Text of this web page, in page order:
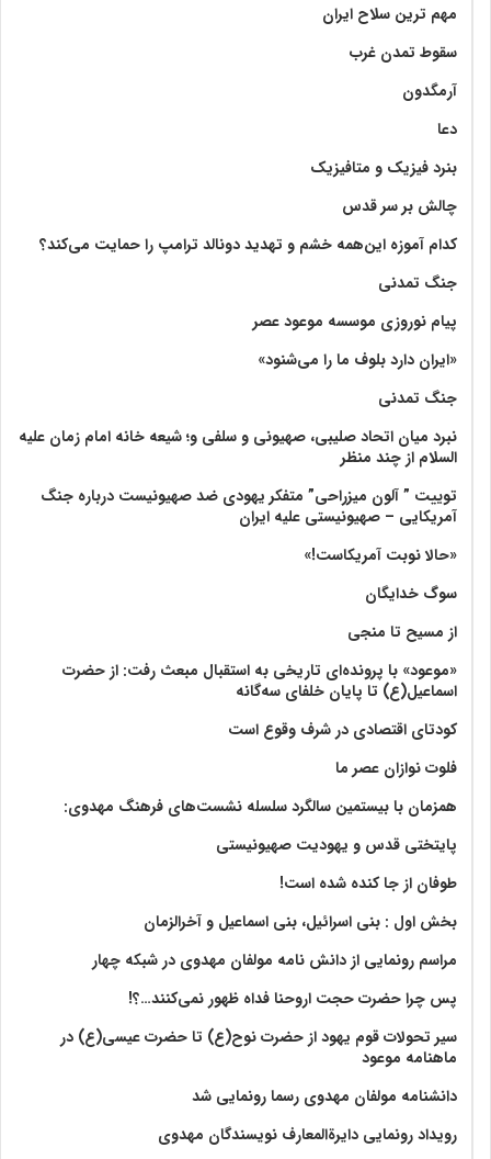
مهم ترین سلاح ایران
سقوط تمدن غرب
آرمگدون
دعا
بنرد فیزیک و متافیزیک
چالش بر سر قدس
کدام آموزه این‌همه خشم و تهدید دونالد ترامپ را حمایت می‌کند؟
جنگ تمدنی
پیام نوروزی موسسه موعود عصر
«ایران دارد بلوف ما را می‌شنود»
جنگ تمدنی
نبرد میان اتحاد صلیبی، صهیونی و سلفی و؛ شیعه خانه امام زمان علیه
السلام از چند منظر
توییت ” آلون میزراحی” متفکر یهودی ضد صهیونیست درباره جنگ
آمریکایی – صهیونیستی علیه ایران
«حالا نوبت آمریکاست!»
سوگ خدایگان
از مسیح تا منجی
«موعود» با پرونده‌ای تاریخی به استقبال مبعث رفت: از حضرت
اسماعیل(ع) تا پایان خلفای سه‌گانه
کودتای اقتصادی در شرف وقوع است
فلوت نوازان عصر ما
همزمان با بیستمین سالگرد سلسله نشست‌های فرهنگ مهدوی:‌
پایتختی قدس و یهودیت صهیونیستی
طوفان از جا کنده شده است!
بخش اول : بنی اسرائیل، بنی اسماعیل و آخرالزمان
مراسم رونمایی از دانش نامه مولفان مهدوی در شبکه چهار
پس چرا حضرت حجت اروحنا فداه ظهور نمی‌کنند…؟!
سیر تحولات قوم یهود از حضرت نوح(ع) تا حضرت عیسی(ع) در
ماهنامه موعود
دانشنامه مولفان مهدوی رسما رونمایی شد
رویداد رونمایی دایرةالمعارف نویسندگان مهدوی